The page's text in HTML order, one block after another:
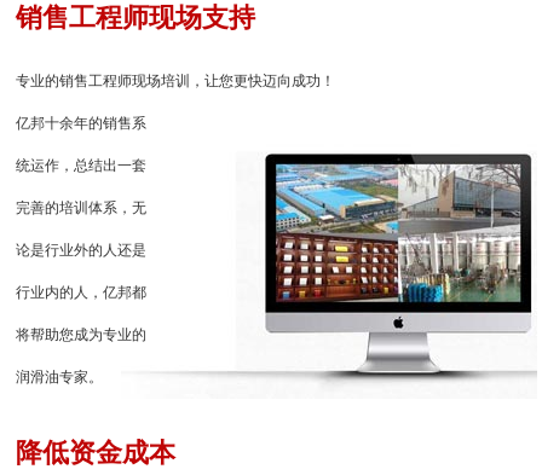
销售工程师现场支持
专业的销售工程师现场培训，让您更快迈向成功！
亿邦十余年的销售系
统运作，总结出一套
完善的培训体系，无
论是行业外的人还是
行业内的人，亿邦都
将帮助您成为专业的
润滑油专家。
降低资金成本